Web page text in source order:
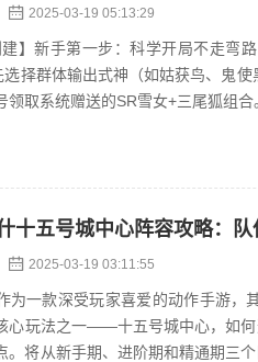
2025-03-19 05:13:29
手第一步：科学开局不走弯路 1.1 初始号选择技
选择群体输出式神（如姑获鸟、鬼
系统赠送的SR雪女+三尾狐组合。 1.2 阴阳师职业
十五号城中心阵容攻略：队
2025-03-19 03:11:55
为一款深受玩家喜爱的动作手游，
心玩法之一——十五号城中心，如
。将从新手期、进阶期和精通期三